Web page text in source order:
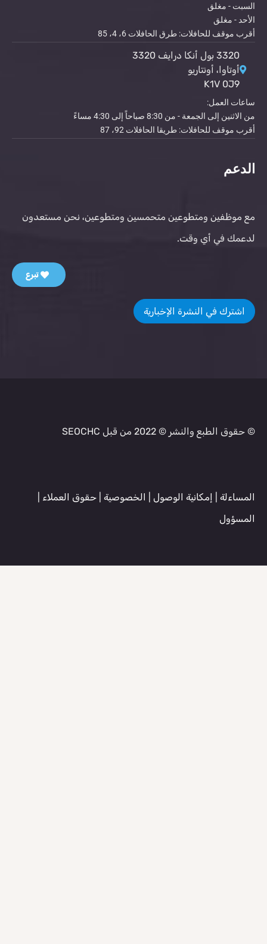
السبت - مغلق
الأحد - مغلق
أقرب موقف للحافلات: طرق الحافلات 6، 4، 85
3320 بول أنكا درايف 3320
أوتاوا، أونتاريو
K1V 0J9
ساعات العمل:
من الاثنين إلى الجمعة - من 8:30 صباحاً إلى 4:30 مساءً
أقرب موقف للحافلات: طريقا الحافلات 92، 87
الدعم
مع موظفين ومتطوعين متحمسين ومتطوعين، نحن مستعدون
لدعمك في أي وقت.
تبرع
اشترك في النشرة الإخبارية
© حقوق الطبع والنشر © 2022 من قبل SEOCHC
المساءلة إمكانية الوصول الخصوصية حقوق العملاء
المسؤول